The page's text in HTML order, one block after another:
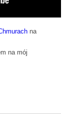
na
na mój